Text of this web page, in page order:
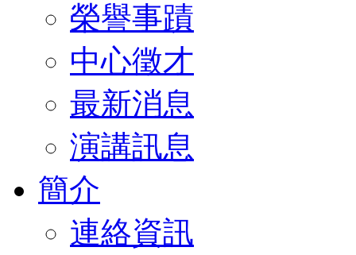
榮譽事蹟
中心徵才
最新消息
演講訊息
簡介
連絡資訊